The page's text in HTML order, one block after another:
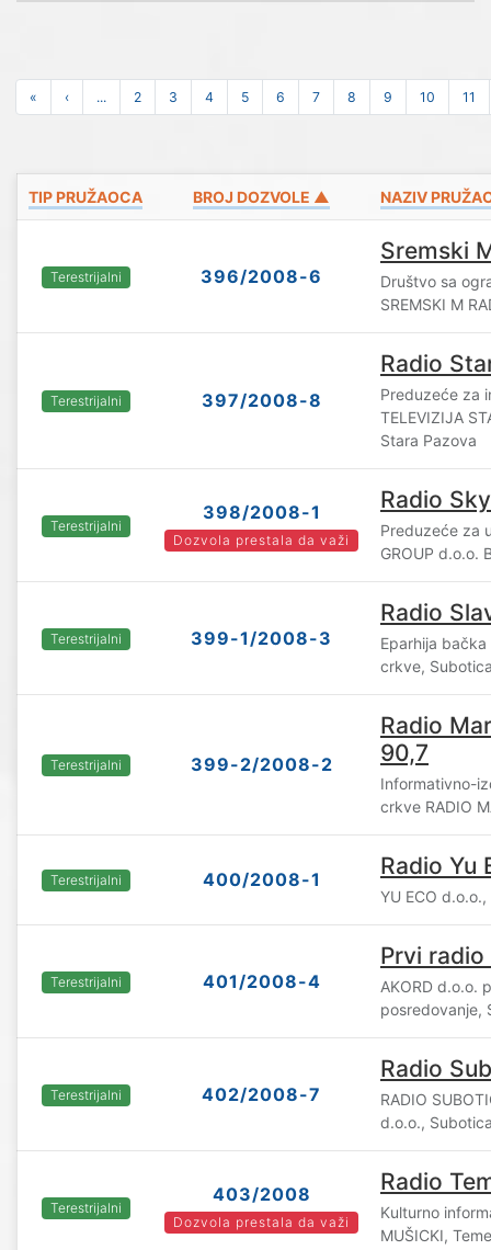
« ‹ ... 2 3 4 5 6 7 8 9 10 11
TIP PRUŽAOCA BROJ DOZVOLE ▲ NAZIV
Terestrijalni 396/2008-6
Sremski
Društvo sa
SREMSKI M
Terestrijalni 397/2008-8
Radio
Preduzeće za
TELEVIZIJA
Stara Pazova
Terestrijalni
398/2008-1
Dozvola prestala da važi
Radio Sky
Preduzeće za
GROUP d.o.o.
Terestrijalni 399-1/2008-3
Radio
Eparhija
crkve,
Terestrijalni 399-2/2008-2
Radio
90,7
Informativno-
crkve RADIO
Terestrijalni 400/2008-1 Radio Yu
YU ECO
Terestrijalni 401/2008-4
Prvi
AKORD d.o.o.
posredovanje,
Terestrijalni 402/2008-7
Radio
RADIO
d.o.o.,
Terestrijalni
403/2008
Dozvola prestala da važi
Radio
Kulturno
MUŠICKI,